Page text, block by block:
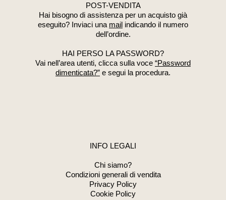
POST-VENDITA
Hai bisogno di assistenza per un acquisto già
eseguito? Inviaci una mail indicando il numero
dell’ordine.
HAI PERSO LA PASSWORD?
Vai nell’area utenti, clicca sulla voce “Password
dimenticata?” e segui la procedura.
INFO LEGALI
Chi siamo?
Condizioni generali di vendita
Privacy Policy
Cookie Policy